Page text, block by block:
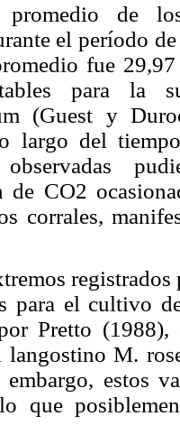
de
el período
fue
para la
(Guest y
largo del
observadas
de CO2
corrales,
para el cultivo
Pretto
langostino M.
embargo, estos
que